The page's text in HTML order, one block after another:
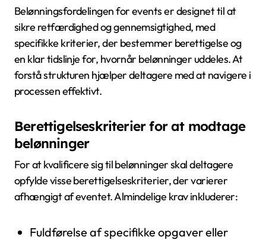
Belønningsfordelingen for events er designet til at
sikre retfærdighed og gennemsigtighed, med
specifikke kriterier, der bestemmer berettigelse og
en klar tidslinje for, hvornår belønninger uddeles. At
forstå strukturen hjælper deltagere med at navigere i
processen effektivt.
Berettigelseskriterier for at modtage
belønninger
For at kvalificere sig til belønninger skal deltagere
opfylde visse berettigelseskriterier, der varierer
afhængigt af eventet. Almindelige krav inkluderer:
Fuldførelse af specifikke opgaver eller